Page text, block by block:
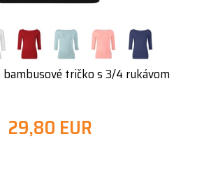
bambusové tričko s 3/4 rukávom
29,80 EUR